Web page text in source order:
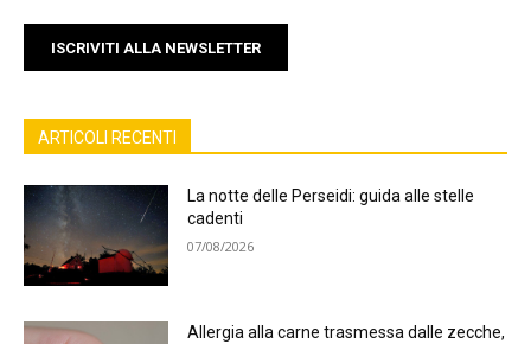
ISCRIVITI ALLA NEWSLETTER
ARTICOLI RECENTI
La notte delle Perseidi: guida alle stelle
cadenti
07/08/2026
Allergia alla carne trasmessa dalle zecche,